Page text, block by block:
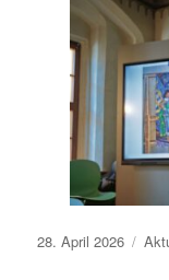
Veröffentlicht
28. April 2026